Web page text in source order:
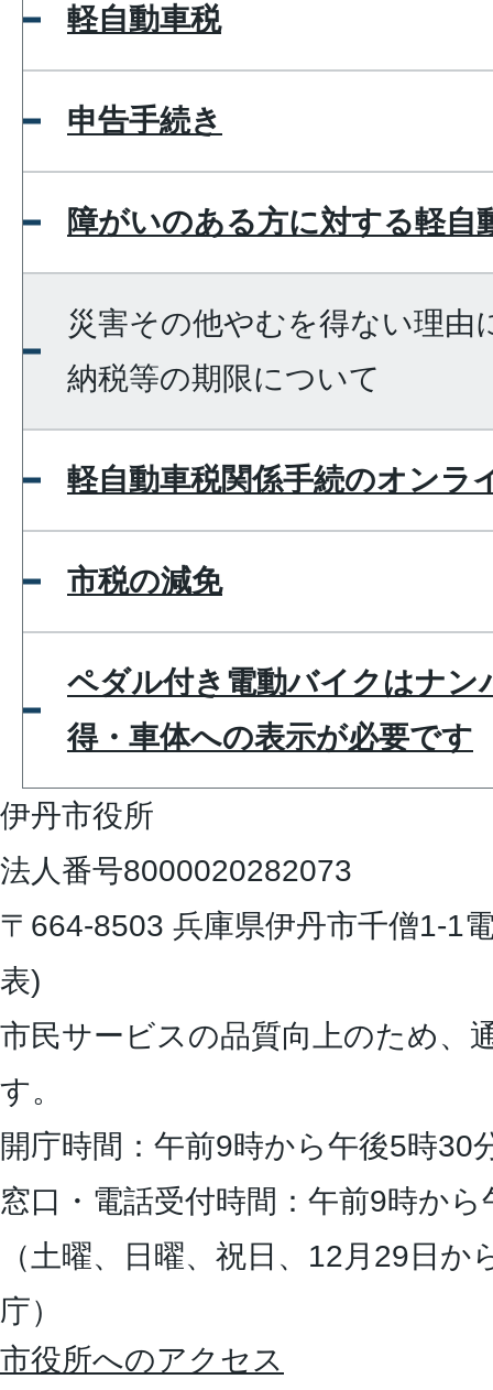
軽自動車税
申告手続き
障がいのある方に対する軽自
災害その他やむを得ない理由
納税等の期限について
軽自動車税関係手続のオンラ
市税の減免
ペダル付き電動バイクはナン
得・車体への表示が必要です
伊丹市役所
法人番号8000020282073
〒664-8503 兵庫県伊丹市千僧1-1
表)
市民サービスの品質向上のため、
す。
開庁時間：午前9時から午後5時30
窓口・電話受付時間：午前9時か
（土曜、日曜、祝日、12月29日
庁）
市役所へのアクセス